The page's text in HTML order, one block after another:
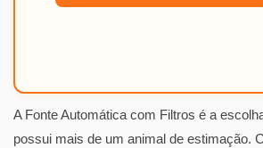
A Fonte Automática com Filtros é a
possui mais de um animal de estimação.